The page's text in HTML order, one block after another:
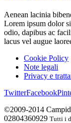
Aenean lacinia
Lorem ipsum dolor
odio, dapibus ac
lacus vel augue
Cookie Policy
Note legali
Privacy e
TwitterFacebook
©2009-2014
02804360929 Tutti i